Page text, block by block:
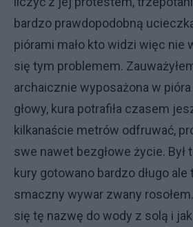
bardzo prawdopodobną
piórami mało kto widzi więc nie
się tym problemem.
archaicznie wyposażona w
głowy, kura potrafiła czasem
kilkanaście metrów odfruwać,
swe nawet bezgłowe życie. Był
kury gotowano bardzo długo ale
smaczny wywar zwany
się tę nazwę do wody z solą i